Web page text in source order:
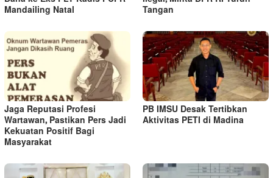
Mandailing Natal Tangan
Jaga Reputasi Profesi
Wartawan, Pastikan Pers Jadi
Kekuatan Positif Bagi
Masyarakat
PB IMSU Desak Tertibkan
Aktivitas PETI di Madina